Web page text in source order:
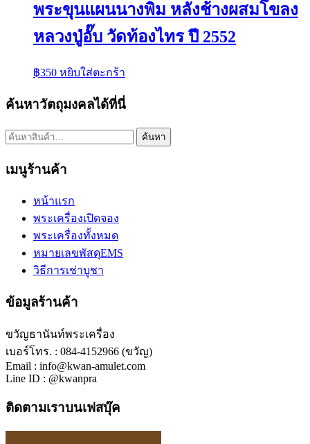
พระขุนแผนนางพิม หลังช้างผสมโขลง
หลวงปู่อั๊บ วัดท้องไทร ปี 2552
฿350 หยิบใส่ตะกร้า
ค้นหาวัตถุมงคลได้ที่นี่
ค้นหา: ค้นหา
เมนูร้านค้า
หน้าแรก
พระเครื่องเปิดจอง
พระเครื่องทั้งหมด
หมายเลขพัสดุEMS
วิธีการเช่าบูชา
ข้อมูลร้านค้า
ขวัญธานันท์พระเครื่อง
เบอร์โทร. : 084-4152966 (ขวัญ)
Email : info@kwan-amulet.com
Line ID : @kwanpra
ติดตามเราบนเฟสบุ๊ค